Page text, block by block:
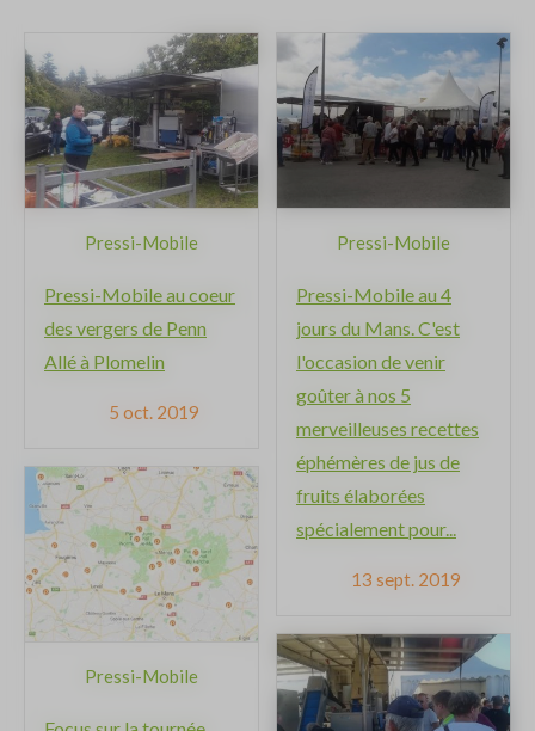
Pressi-Mobile
Pressi-Mobile au coeur
des vergers de Penn
Allé à Plomelin
5 oct. 2019
Pressi-Mobile
Pressi-Mobile au 4
jours du Mans. C'est
l'occasion de venir
goûter à nos 5
merveilleuses recettes
éphémères de jus de
fruits élaborées
spécialement pour...
13 sept. 2019
Pressi-Mobile